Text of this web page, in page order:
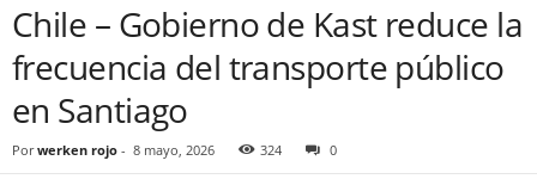
Chile – Gobierno de Kast reduce la
frecuencia del transporte público
en Santiago
Por werken rojo - 8 mayo, 2026 324 0